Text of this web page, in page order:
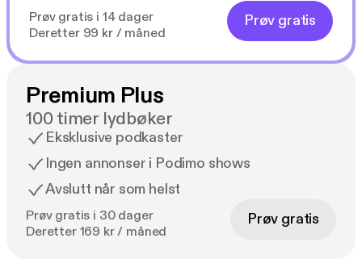
Prøv gratis i 14 dager
Deretter 99 kr / måned
Prøv gratis
Premium Plus
100 timer lydbøker
Eksklusive podkaster
Ingen annonser i Podimo shows
Avslutt når som helst
Prøv gratis i 30 dager
Deretter 169 kr / måned
Prøv gratis